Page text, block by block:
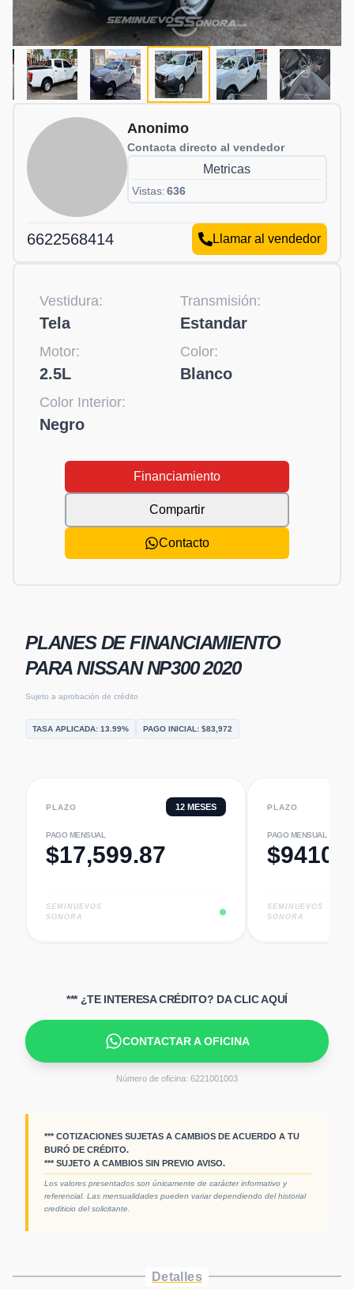
Anonimo
Contacta directo al vendedor
Metricas
Vistas:636
6622568414 Llamar al vendedor
Vestidura:
Tela
Transmisión:
Estandar
Motor:
2.5L
Color:
Blanco
Color Interior:
Negro
Financiamiento
Compartir
Contacto
PLANES DE FINANCIAMIENTO
PARANISSAN NP300 2020
Sujeto a aprobación de crédito
TASA APLICADA: 13.99% PAGO INICIAL: $83,972
PLAZO 12 MESES
PAGO MENSUAL
$17,599.87
SEMINUEVOS
SONORA
PLAZO
PAGO MENSUAL
$
SEMINUEVOS
SONORA
*** ¿TE INTERESA CRÉDITO? DA CLIC AQUÍ
CONTACTAR A OFICINA
Número de oficina: 6221001003
*** COTIZACIONES SUJETAS A CAMBIOS DE ACUERDO A TU
BURÓ DE CRÉDITO.
*** SUJETO A CAMBIOS SIN PREVIO AVISO.
Los valores presentados son únicamente de carácter informativo y
referencial. Las mensualidades pueden variar dependiendo del historial
crediticio del solicitante.
Detalles